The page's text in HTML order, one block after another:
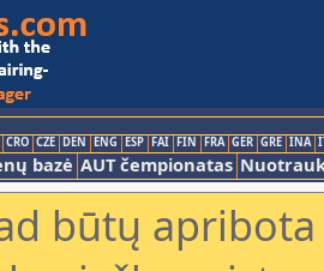
CRO CZE DEN ENG ESP FAI FIN FRA GER GRE INA
bazė AUT čempionatas
būtų